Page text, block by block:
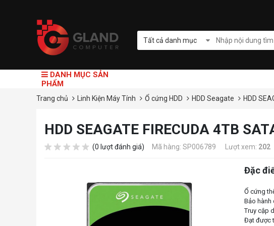
Tất cả danh mục
DANH MỤC SẢN
PHẨM
Trang chủ Linh Kiện Máy Tính Ổ cứng HDD HDD Seagate HDD
HDD SEAGATE FIRECUDA 4TB
(0 lượt đánh giá) Mã hàng: SP006789 Lượt xem: 202
Đặc
Ổ cứng
Bảo hành
Truy cập
Đạt được